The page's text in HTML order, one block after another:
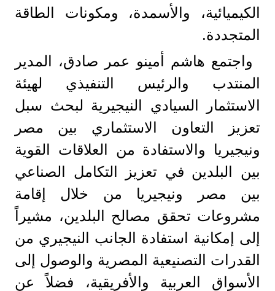
الكيميائية، والأسمدة، ومكونات الطاقة
المتجددة.
واجتمع هاشم أمينو عمر صادق، المدير
المنتدب والرئيس التنفيذي لهيئة
الاستثمار السيادي النيجيرية لبحث سبل
تعزيز التعاون الاستثماري بين مصر
ونيجيريا والاستفادة من العلاقات القوية
بين البلدين في تعزيز التكامل الصناعي
بين مصر ونيجيريا من خلال إقامة
مشروعات تحقق مصالح البلدين، مشيراً
إلى إمكانية استفادة الجانب النيجيري من
القدرات التصنيعية المصرية والوصول إلى
الأسواق العربية والأفريقية، فضلاً عن